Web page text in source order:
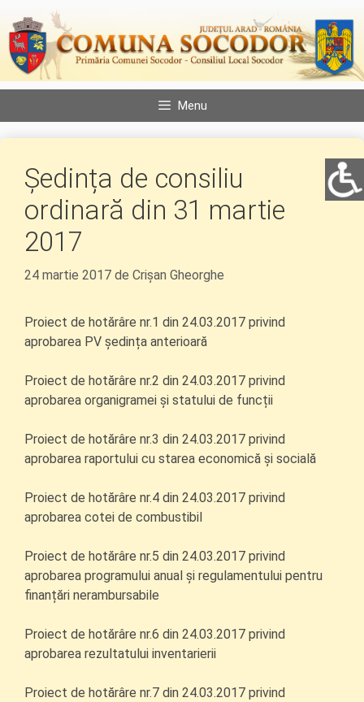
conținut
Menu
Ședința de consiliu
ordinară din 31 martie
2017
24 martie 2017 de Crișan Gheorghe
Proiect de hotărâre nr.1 din 24.03.2017 privind
aprobarea PV ședința anterioară
Proiect de hotărâre nr.2 din 24.03.2017 privind
aprobarea organigramei și statului de funcții
Proiect de hotărâre nr.3 din 24.03.2017 privind
aprobarea raportului cu starea economică și socială
Proiect de hotărâre nr.4 din 24.03.2017 privind
aprobarea cotei de combustibil
Proiect de hotărâre nr.5 din 24.03.2017 privind
aprobarea programului anual și regulamentului pentru
finanțări nerambursabile
Proiect de hotărâre nr.6 din 24.03.2017 privind
aprobarea rezultatului inventarierii
Proiect de hotărâre nr.7 din 24.03.2017 privind